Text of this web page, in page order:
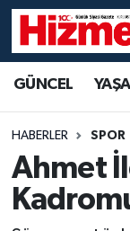
GÜNCEL
HABERLER SPOR
Ahmet
YAŞAM
SİYASET
SAĞLIK
Denizli
Denizli
Süper Lig